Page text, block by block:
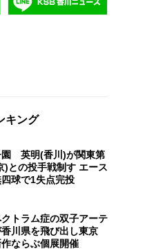
キング
園 英明(香川)が関東第
)との投手戦制す エース
球で1失点完投
トラム症の双子アーテ
川県を飛び出し東京
ならぶ個展開催